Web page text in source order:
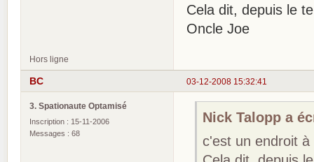
Cela dit, depuis le
Oncle Joe
Hors ligne
03-12-2008 15:32:41
BC
3. Spationaute Optamisé
Inscription : 15-11-2006
Messages : 68
Nick Talopp a
c'est un endroit